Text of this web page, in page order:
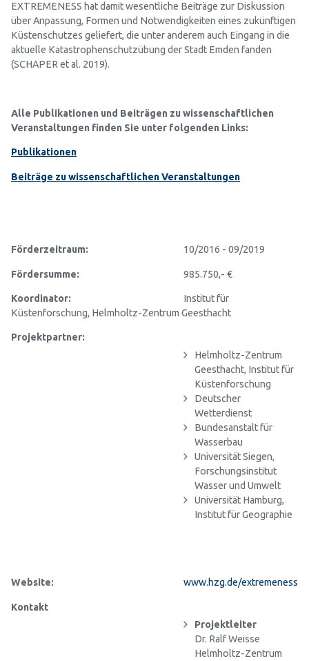
EXTREMENESS hat damit wesentliche Beiträge zur Diskussion
über Anpassung, Formen und Notwendigkeiten eines zukünftigen
Küstenschutzes geliefert, die unter anderem auch Eingang in die
aktuelle Katastrophenschutzübung der Stadt Emden fanden
(SCHAPER et al. 2019).
Alle Publikationen und Beiträgen zu wissenschaftlichen
Veranstaltungen finden Sie unter folgenden Links:
Publikationen
Beiträge zu wissenschaftlichen Veranstaltungen
Förderzeitraum: 10/2016 - 09/2019
Fördersumme: 985.750,- €
Koordinator:
Institut für
Küstenforschung, Helmholtz-Zentrum Geesthacht
Projektpartner:
Helmholtz-Zentrum
Geesthacht, Institut für
Küstenforschung
Deutscher
Wetterdienst
Bundesanstalt für
Wasserbau
Universität Siegen,
Forschungsinstitut
Wasser und Umwelt
Universität Hamburg,
Institut für Geographie
Website: www.hzg.de/extremeness
Kontakt
Projektleiter
Dr. Ralf Weisse
Helmholtz-Zentrum